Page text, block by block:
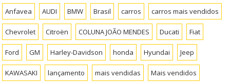
Anfavea AUDI BMW Brasil carros carros mais vendidos
Chevrolet Citroën COLUNA JOÃO MENDES Ducati Fiat
Ford GM Harley-Davidson honda Hyundai Jeep
KAWASAKI lançamento mais vendidas Mais vendidos